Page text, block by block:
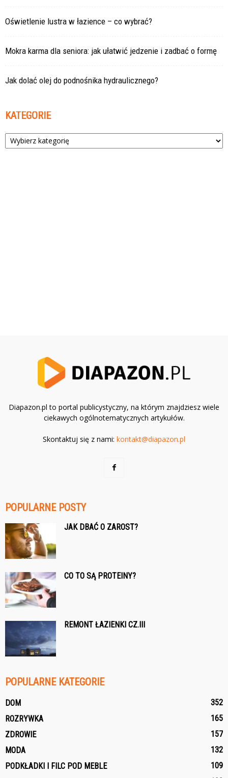
Oświetlenie lustra w łazience – co wybrać?
Mokra karma dla seniora: jak ułatwić jedzenie i zadbać o formę
Jak dolać olej do podnośnika hydraulicznego?
KATEGORIE
Kategorie
Diapazon.pl to portal publicystyczny, na którym znajdziesz wiele
ciekawych ogólnotematycznych artykułów.
Skontaktuj się z nami: kontakt@diapazon.pl
POPULARNE POSTY
JAK DBAĆ O ZAROST?
CO TO SĄ PROTEINY?
REMONT ŁAZIENKI CZ.III
POPULARNE KATEGORIE
DOM
352
ROZRYWKA
165
ZDROWIE
157
MODA
132
PODKŁADKI I FILC POD MEBLE
109